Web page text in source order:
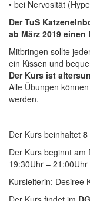
• bei Nervosität
Der TuS
ab März 2019 einen
Mitbringen sollte
ein Kissen und
Der Kurs ist
Alle Übungen
werden.
Der Kurs beinhaltet 8
Der Kurs beginnt am
19:30Uhr – 21:00Uhr
Kursleiterin: Desiree